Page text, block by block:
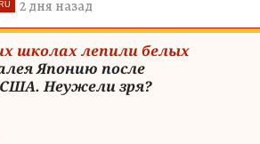
2 дня назад
школах лепили белых
Японию после
Неужели зря?